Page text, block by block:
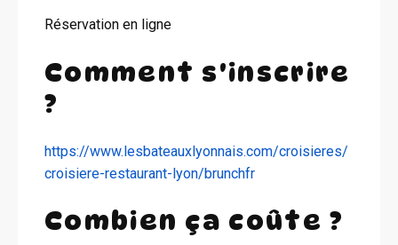
Réservation en ligne
Comment s'inscrire
?
https://www.lesbateauxlyonnais.com/croisieres/
croisiere-restaurant-lyon/brunchfr
Combien ça coûte ?